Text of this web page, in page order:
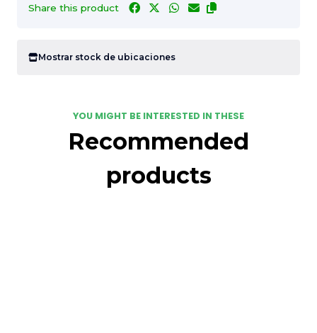
Share this product
Mostrar stock de ubicaciones
YOU MIGHT BE INTERESTED IN THESE
Recommended
products